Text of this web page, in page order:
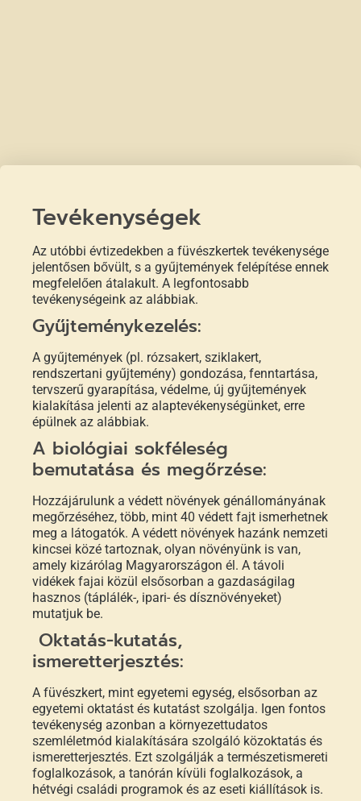
Tevékenységek
Az utóbbi évtizedekben a füvészkertek tevékenysége
jelentősen bővült, s a gyűjtemények felépítése ennek
megfelelően átalakult. A legfontosabb
tevékenységeink az alábbiak.
Gyűjteménykezelés:
A gyűjtemények (pl. rózsakert, sziklakert,
rendszertani gyűjtemény) gondozása, fenntartása,
tervszerű gyarapítása, védelme, új gyűjtemények
kialakítása jelenti az alaptevékenységünket, erre
épülnek az alábbiak.
A biológiai sokféleség
bemutatása és megőrzése:
Hozzájárulunk a védett növények génállományának
megőrzéséhez, több, mint 40 védett fajt ismerhetnek
meg a látogatók. A védett növények hazánk nemzeti
kincsei közé tartoznak, olyan növényünk is van,
amely kizárólag Magyarországon él. A távoli
vidékek fajai közül elsősorban a gazdaságilag
hasznos (táplálék-, ipari- és dísznövényeket)
mutatjuk be.
Oktatás-kutatás,
ismeretterjesztés:
A füvészkert, mint egyetemi egység, elsősorban az
egyetemi oktatást és kutatást szolgálja. Igen fontos
tevékenység azonban a környezettudatos
szemléletmód kialakítására szolgáló közoktatás és
ismeretterjesztés. Ezt szolgálják a természetismereti
foglalkozások, a tanórán kívüli foglalkozások, a
hétvégi családi programok és az eseti kiállítások is.